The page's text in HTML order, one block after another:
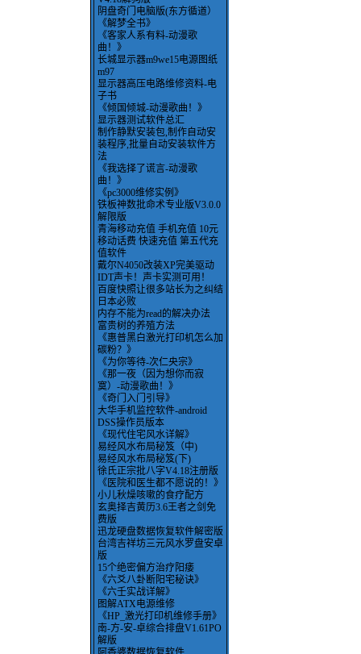
阴盘奇门电脑版(东方循道）
《解梦全书》
《客家人系有料-动漫歌
曲！》
长城显示器m9we15电源图纸
m97
显示器高压电路维修资料-电
子书
《倾国倾城-动漫歌曲！》
显示器测试软件总汇
制作静默安装包,制作自动安
装程序,批量自动安装软件方
法
《我选择了谎言-动漫歌
曲！》
《pc3000维修实例》
铁板神数批命术专业版V3.0.0
解限版
青海移动充值 手机充值 10元
移动话费 快速充值 第五代充
值软件
戴尔N4050改装XP完美驱动
IDT声卡！声卡实测可用！
百度快照让很多站长为之纠结
日本必败
内存不能为read的解决办法
富贵树的养殖方法
《惠普黑白激光打印机怎么加
碳粉？》
《为你等待-次仁央宗》
《那一夜（因为想你而寂
寞）-动漫歌曲！》
《奇门入门引导》
大华手机监控软件-android
DSS操作员版本
《现代住宅风水详解》
易经风水布局秘笈（中)
易经风水布局秘笈(下)
徐氏正宗批八字V4.18注册版
《医院和医生都不愿说的！》
小儿秋燥咳嗽的食疗配方
玄奥择吉黄历3.6王者之剑免
费版
迅龙硬盘数据恢复软件解密版
台湾吉祥坊三元风水罗盘安卓
版
15个绝密偏方治疗阳痿
《六爻八卦断阳宅秘诀》
《六壬实战详解》
图解ATX电源维修
《HP_激光打印机维修手册》
南-方-安-卓综合排盘V1.61PO
解版